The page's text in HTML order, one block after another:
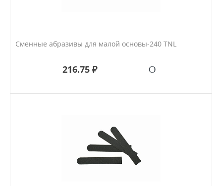
Сменные абразивы для малой основы-240 TNL
216.75 ₽